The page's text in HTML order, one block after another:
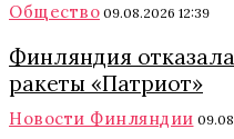
Общество 09.08.2026 12:39
Финляндия
ракеты «Патриот»
Новости Финляндии